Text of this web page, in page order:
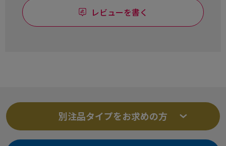
レビューを書く
別注品タイプをお求めの方